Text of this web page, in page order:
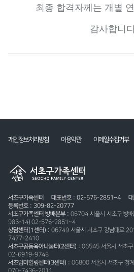
최종 합격자께는 개별
감사합니
개인정보처리방침 이용약관 이메일수집거부
서초구가족센터 대표번호 : 02-576-2851~4
등록번호 : 309-82-20777
서초구가족센터 방배본부 : 06704 서울시 서초구 방
983-14) 02-576-2851~4
상담센터(1센터) : 06749 서울시 서초구 강남대로
7477-2410
서초구공동육아나눔터(2센터) : 06545 서울시 서초구
02-6919-9748
서초엄마힐링센터(3센터) : 06800 서울시 서초구 청